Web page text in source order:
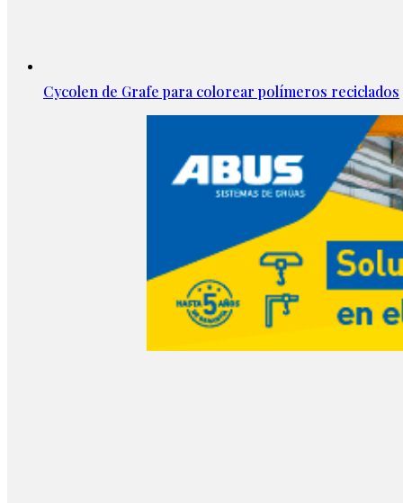
Cycolen de Grafe para colorear polímeros reciclados